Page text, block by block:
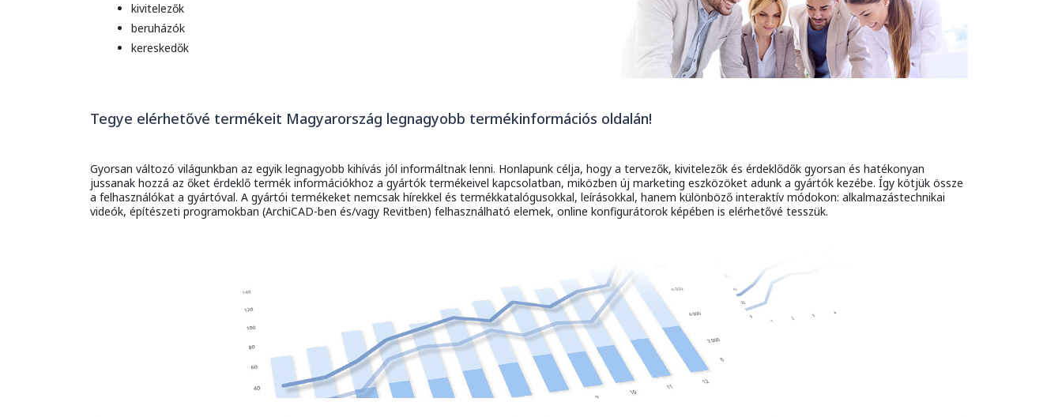
kivitelezők
beruházók
kereskedők
Tegye elérhetővé termékeit Magyarország legnagyobb termékinformációs oldalán!
Gyorsan változó világunkban az egyik legnagyobb kihívás jól informáltnak lenni. Honlapunk célja, hogy a tervezők, kivitelezők és érdeklődők gyorsan és hatékonyan
jussanak hozzá az őket érdeklő termék információkhoz a gyártók termékeivel kapcsolatban, miközben új marketing eszközöket adunk a gyártók kezébe. Így kötjük össze
a felhasználókat a gyártóval. A gyártói termékeket nemcsak hírekkel és termékkatalógusokkal, leírásokkal, hanem különböző interaktív módokon: alkalmazástechnikai
videók, építészeti programokban (ArchiCAD-ben és/vagy Revitben) felhasználható elemek, online konfigurátorok képében is elérhetővé tesszük.